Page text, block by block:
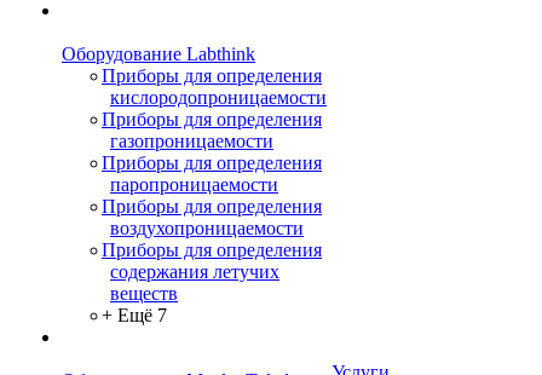
Оборудование Labthink
Приборы для определения
кислородопроницаемости
Приборы для определения
газопроницаемости
Приборы для определения
паропроницаемости
Приборы для определения
воздухопроницаемости
Приборы для определения
содержания летучих
веществ
+ Ещё 7